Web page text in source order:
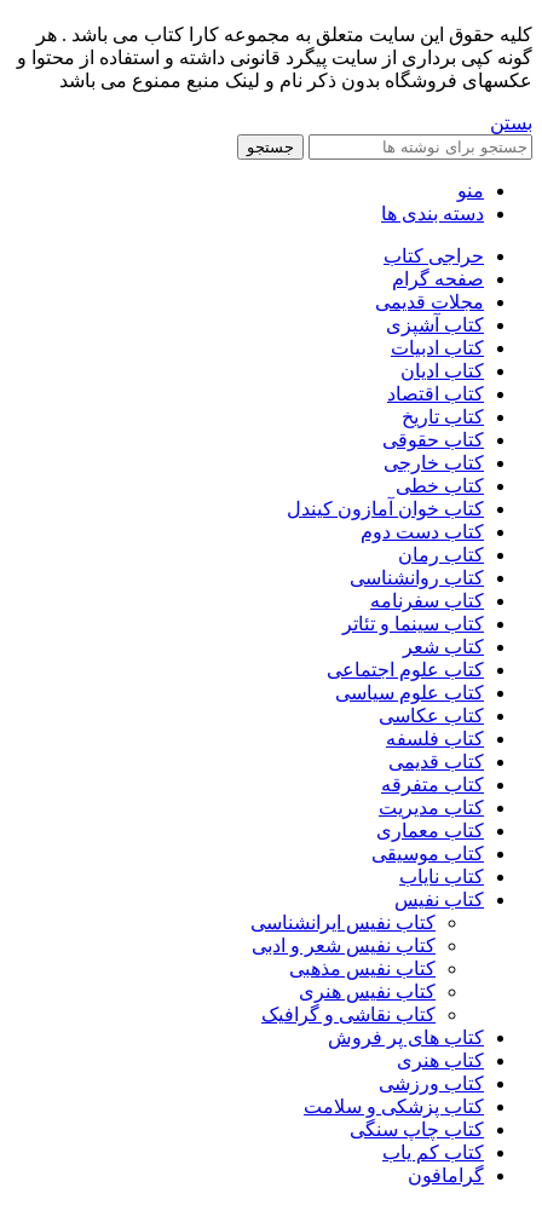
کليه حقوق اين سايت متعلق به مجموعه کارا کتاب می باشد . هر
گونه کپی برداری از سایت پیگرد قانونی داشته و استفاده از محتوا و
عکسهای فروشگاه بدون ذکر نام و لینک منبع ممنوع می باشد
بستن
جستجو
منو
دسته بندی ها
حراجی کتاب
صفحه گرام
مجلات قدیمی
کتاب آشپزی
کتاب ادبیات
کتاب ادیان
کتاب اقتصاد
کتاب تاریخ
کتاب حقوقی
کتاب خارجی
کتاب خطی
کتاب خوان آمازون کیندل
کتاب دست دوم
کتاب رمان
کتاب روانشناسی
کتاب سفرنامه
کتاب سینما و تئاتر
کتاب شعر
کتاب علوم اجتماعی
کتاب علوم سیاسی
کتاب عکاسی
کتاب فلسفه
کتاب قدیمی
کتاب متفرقه
کتاب مدیریت
کتاب معماری
کتاب موسیقی
کتاب نایاب
کتاب نفیس
کتاب نفیس ایرانشناسی
کتاب نفیس شعر و ادبی
کتاب نفیس مذهبی
کتاب نفیس هنری
کتاب نقاشی و گرافیک
کتاب های پر فروش
کتاب هنری
کتاب ورزشی
کتاب پزشکی و سلامت
کتاب چاپ سنگی
کتاب کم یاب
گرامافون